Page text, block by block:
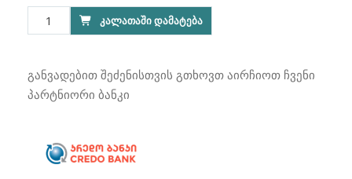
price
was:
price
is:
რაოდენობა:
თმის
სავარცხელი
Sokany
ᲙᲐᲚᲐᲗᲐᲨᲘ ᲓᲐᲛᲐᲢᲔᲑᲐ
განვადებით შეძენისთვის გთხოვთ აირჩიოთ ჩვენი
პარტნიორი ბანკი